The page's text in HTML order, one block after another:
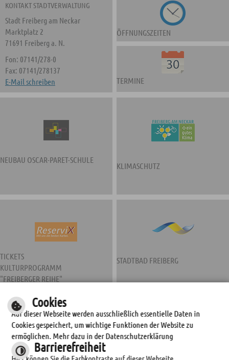
KONTAKT STADTVERWALTUNG
Stadt Freiberg am Neckar
Marktplatz 2
71691 Freiberg a. N.
Fon: 07141/278-0
Fax: 07141/278137
E-Mail schreiben
ÖFFNUNGSZEITEN
TERMINE
NEUBAU OSCAR-PARET-SCHULE
KLIMASCHUTZ
TICKETS
KULTURPROGRAMM
"FREIBERGER REIHE"
STADTBAD FREIBERG
Cookies
Auf dieser Webseite werden ausschließlich essentielle Daten in
Cookies gespeichert, um wichtige Funktionen der Website zu
ermöglichen. Mehr dazu in der Datenschutzerklärung
Barrierefreiheit